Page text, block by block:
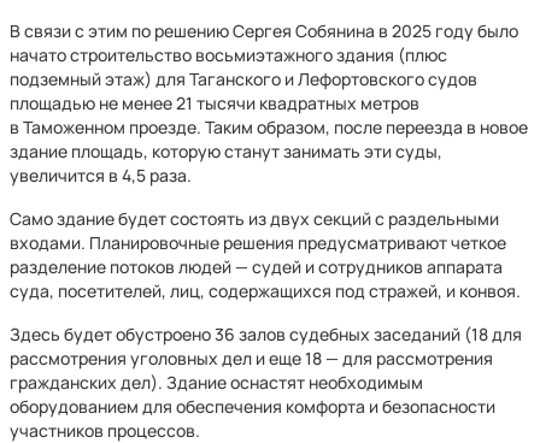
В связи с этим по решению Сергея Собянина в 2025 году было
начато строительство восьмиэтажного здания (плюс
подземный этаж) для Таганского и Лефортовского судов
площадью не менее 21 тысячи квадратных метров
в Таможенном проезде. Таким образом, после переезда в новое
здание площадь, которую станут занимать эти суды,
увеличится в 4,5 раза.
Само здание будет состоять из двух секций с раздельными
входами. Планировочные решения предусматривают четкое
разделение потоков людей — судей и сотрудников аппарата
суда, посетителей, лиц, содержащихся под стражей, и конвоя.
Здесь будет обустроено 36 залов судебных заседаний (18 для
рассмотрения уголовных дел и еще 18 — для рассмотрения
гражданских дел). Здание оснастят необходимым
оборудованием для обеспечения комфорта и безопасности
участников процессов.